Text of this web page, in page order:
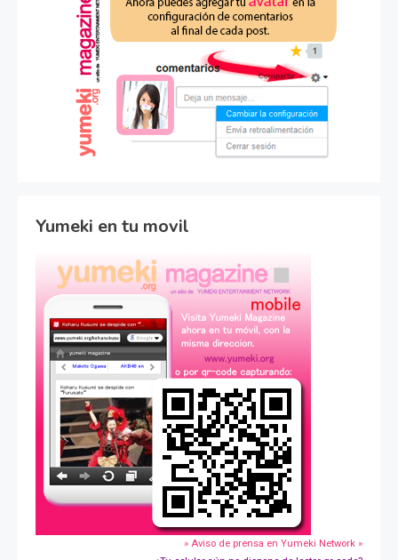
Yumeki en tu movil
» Aviso de prensa en Yumeki Network »